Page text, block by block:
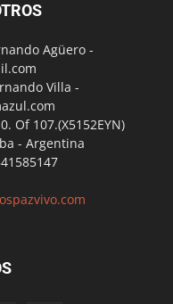
Agüero -
Villa -
Of 107.(X5152EYN)
- Argentina